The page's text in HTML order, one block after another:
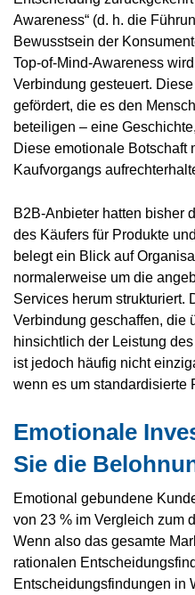
Awareness“ (d. h. die
Bewusstsein der
Top-of-Mind-Awareness
Verbindung gesteuert.
gefördert, die es den
beteiligen – eine
Diese emotionale Botschaft
Kaufvorgangs
B2B-Anbieter hatten bisher
des Käufers für Produkte
belegt ein Blick auf
normalerweise um die
Services herum strukturiert.
Verbindung geschaffen, die
hinsichtlich der Leistung
ist jedoch häufig nicht
wenn es um standardisierte
Emotionale
Sie die
Emotional gebundene
von 23 % im Vergleich zum
Wenn also das gesamte
rationalen
Entscheidungsfindungen in